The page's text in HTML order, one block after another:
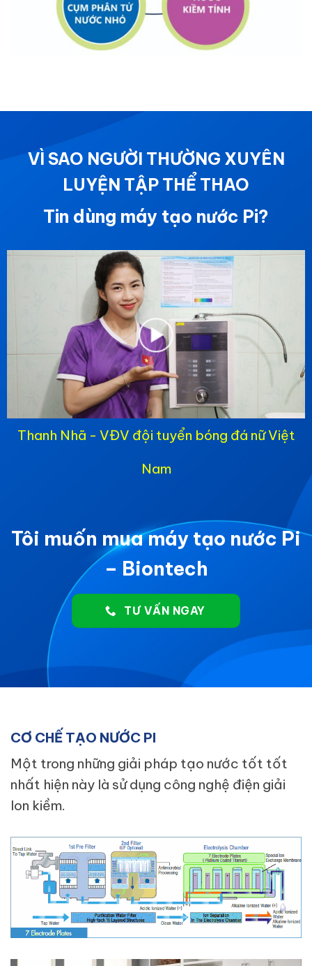
VÌ SAO NGƯỜI THƯỜNG XUYÊN
LUYỆN TẬP THỂ THAO
Tin dùng máy tạo nước Pi?
Thanh Nhã - VĐV đội tuyển bóng đá nữ Việt
Nam
Tôi muốn mua máy tạo nước Pi
– Biontech
TƯ VẤN NGAY
CƠ CHẾ TẠO NƯỚC PI
Một trong những giải pháp tạo nước tốt tốt
nhất hiện này là sử dụng công nghệ điện giải
Ion kiềm.